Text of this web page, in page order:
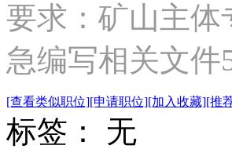
要求：矿山主
急编写相关文
[查看类似职位][申请职位][加入收藏][推
标签： 无